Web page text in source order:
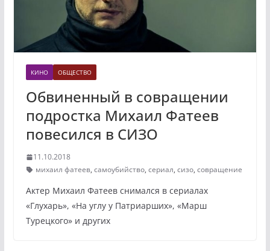
КИНО ОБЩЕСТВО
Обвиненный в совращении
подростка Михаил Фатеев
повесился в СИЗО
11.10.2018
михаил фатеев, самоубийство, сериал, сизо, совращение
Актер Михаил Фатеев снимался в сериалах
«Глухарь», «На углу у Патриарших», «Марш
Турецкого» и других